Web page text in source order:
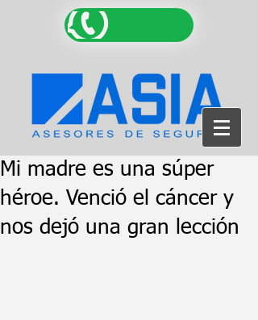
Mi madre es una súper
héroe. Venció el cáncer y
nos dejó una gran lección